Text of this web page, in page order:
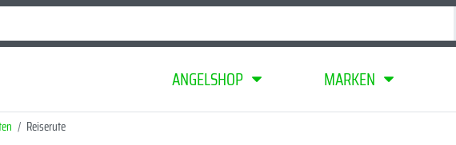
ANGELSHOP MARKEN
Reiserute